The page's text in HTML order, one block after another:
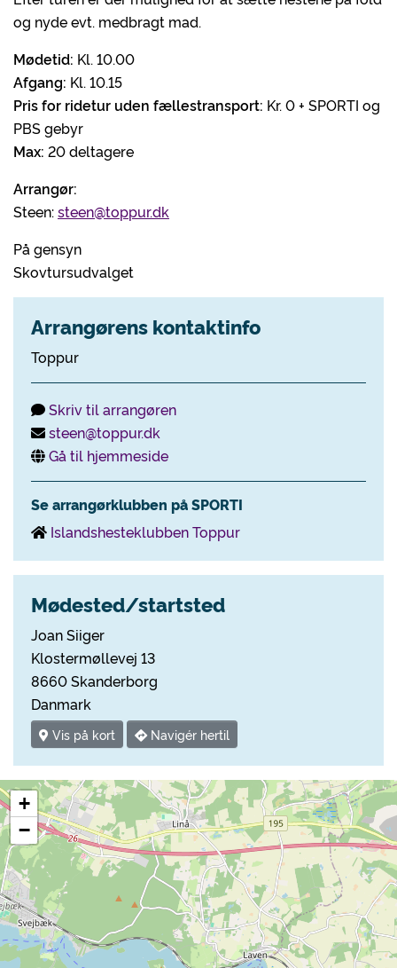
og nyde evt. medbragt mad.
Mødetid: Kl. 10.00
Afgang: Kl. 10.15
Pris for ridetur uden fællestransport: Kr. 0 + SPORTI og
PBS gebyr
Max: 20 deltagere
Arrangør:
Steen:steen@toppur.dk
På gensyn
Skovtursudvalget
Arrangørens kontaktinfo
Toppur
Skriv til arrangøren
steen@toppur.dk
Gå til hjemmeside
Se arrangørklubben på SPORTI
Islandshesteklubben Toppur
Mødested/startsted
Joan Siiger
Klostermøllevej 13
8660 Skanderborg
Danmark
Vis på kort Navigér hertil
+
−